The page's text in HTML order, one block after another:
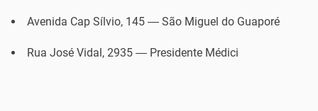
Avenida Cap Sílvio, 145 — São Miguel do Guaporé
Rua José Vidal, 2935 — Presidente Médici